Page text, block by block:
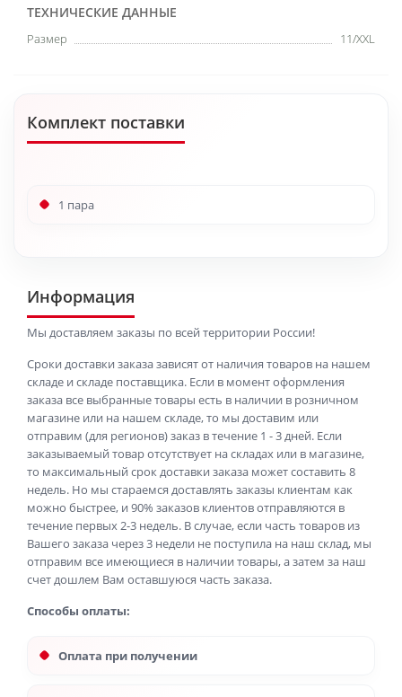
ТЕХНИЧЕСКИЕ ДАННЫЕ
Размер 11/XXL
Комплект поставки
1 пара
Информация
Мы доставляем заказы по всей территории России!
Сроки доставки заказа зависят от наличия товаров на нашем
складе и складе поставщика. Если в момент оформления
заказа все выбранные товары есть в наличии в розничном
магазине или на нашем складе, то мы доставим или
отправим (для регионов) заказ в течение 1 - 3 дней. Если
заказываемый товар отсутствует на складах или в магазине,
то максимальный срок доставки заказа может составить 8
недель. Но мы стараемся доставлять заказы клиентам как
можно быстрее, и 90% заказов клиентов отправляются в
течение первых 2-3 недель. В случае, если часть товаров из
Вашего заказа через 3 недели не поступила на наш склад, мы
отправим все имеющиеся в наличии товары, а затем за наш
счет дошлем Вам оставшуюся часть заказа.
Способы оплаты:
Оплата при получении